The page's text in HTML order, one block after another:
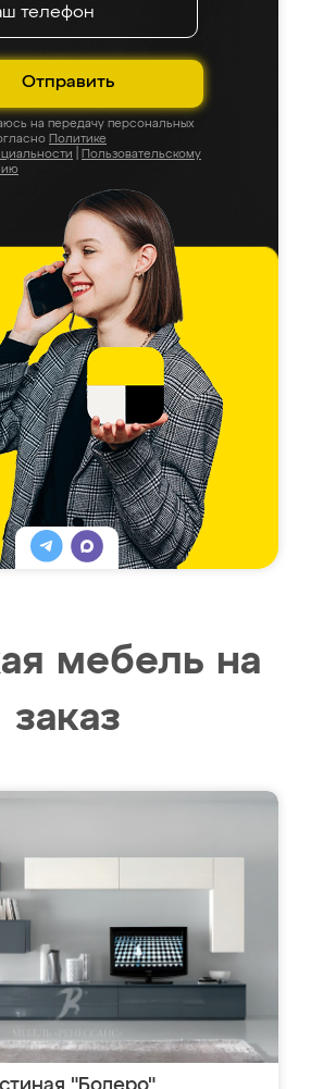
Отправить
на передачу персональных
Политике
Пользовательскому
мебель на
заказ